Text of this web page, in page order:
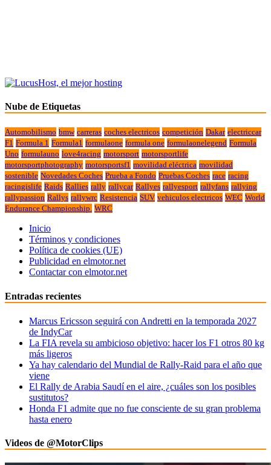
Nube de Etiquetas
Automobilismo bmw carreras coches electricos competición Dakar electriccar
F1 Formula 1 Formula1 formulaone formula one formulaonelegend Formula
Uno formulauno love4racing motorsport motorsportlife
motorsportphotography motorsportsf1 movilidad eléctrica movilidad
sostenible Novedades Coches Prueba a Fondo Pruebas Coches race racing
racingislife Raids Rallies rally rallycar Rallyes rallyesport rallyfans rallying
rallypassion Rallys rallywrc Resistencia SUV vehiculos electricos WEC World
Endurance Championship. WRC
Inicio
Términos y condiciones
Política de cookies (UE)
Publicidad en elmotor.net
Contactar con elmotor.net
Entradas recientes
Marcus Ericsson seguirá con Andretti en la temporada 2027
de IndyCar
La FIA revela su ambicioso objetivo: hacer los F1 otros 80 kg
más ligeros
Ya hay calendario del Mundial de Rally-Raid para el año que
viene
El Rally de Arabia Saudí en el aire, ¿cuáles son los posibles
sustitutos?
Honda F1 admite que no fue consciente de su gran problema
hasta enero
Videos de @MotorClips